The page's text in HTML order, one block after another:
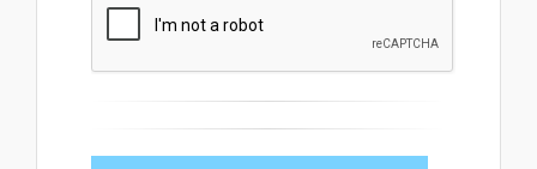
Los participantes que no asistan
a un curso no recibirán ningún
reembolso.
SES